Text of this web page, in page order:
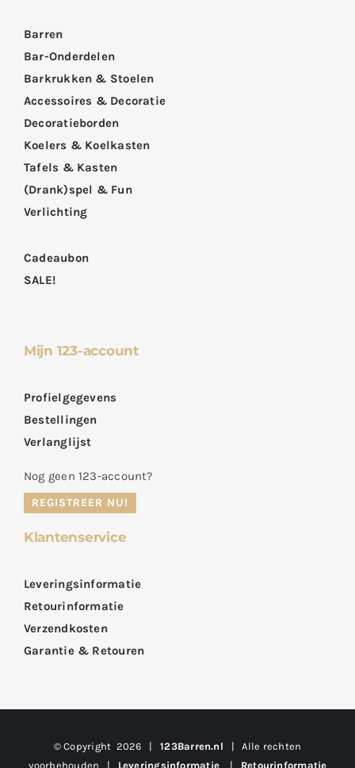
Barren
Bar-Onderdelen
Barkrukken & Stoelen
Accessoires & Decoratie
Decoratieborden
Koelers & Koelkasten
Tafels & Kasten
(Drank)spel & Fun
Verlichting
Cadeaubon
SALE!
Mijn 123-account
Profielgegevens
Bestellingen
Verlanglijst
Nog geen 123-account?
REGISTREER NU!
Klantenservice
Leveringsinformatie
Retourinformatie
Verzendkosten
Garantie & Retouren
© Copyright 2026 |123Barren.nl | Alle rechten
voorbehouden | Leveringsinformatie | Retourinformatie